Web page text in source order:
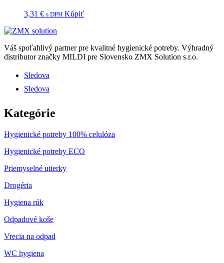
3,31 € s DPH Kúpiť
Váš spoľahlivý partner pre kvalitné hygienické potreby. Výhradný
distributor značky MILDI pre Slovensko ZMX Solution s.r.o.
Sledova
Sledova
Kategórie
Hygienické potreby 100% celulóza
Hygienické potreby ECO
Priemyselné utierky
Drogéria
Hygiena rúk
Odpadové koše
Vrecia na odpad
WC hygiena